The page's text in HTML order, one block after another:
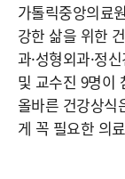
가톨릭중앙의료
강한 삶을 위한
과·성형외과·정
및 교수진 9명이
올바른 건강상식
게 꼭 필요한 의